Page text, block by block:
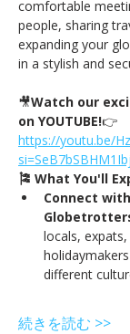
comfortable
people, sharing
expanding your
in a stylish and
🎥Watch our
on YOUTUBE!👉
https://youtu.be/
🎏 What You'll
Connect
locals,
different
続きを読む >>